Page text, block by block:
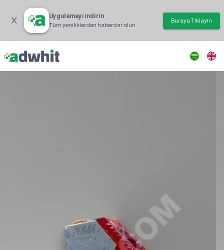
Uygulamayı indirin
Tüm yeniliklerden haberdar olun
Buraya Tıklayın